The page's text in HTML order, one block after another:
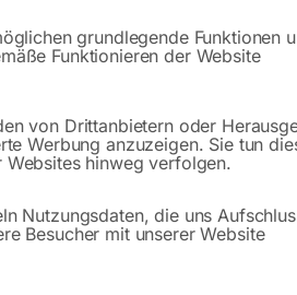
Sie haben
Anfrageformular
für die eine Einwilligung erteilt
grundlegende Funktionen
Funktionieren der Website
von Drittanbietern oder
Werbung anzuzeigen. Sie tun
Websites hinweg verfolgen.
Nutzungsdaten, die uns
Besucher mit unserer Website